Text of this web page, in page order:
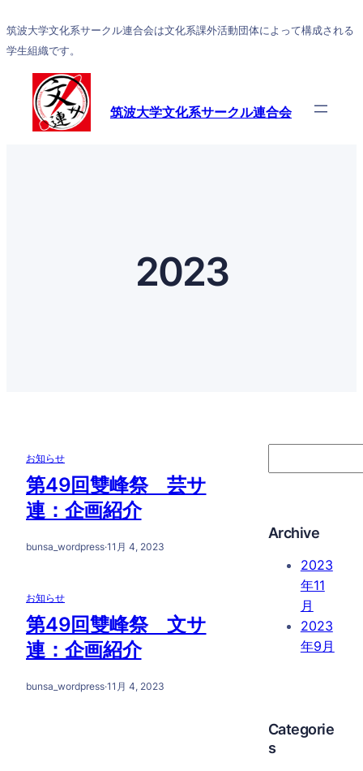
筑波大学文化系サークル連合会は文化系課外活動団体によって構成される
学生組織です。
筑波大学文化系サークル連合会
2023
お知らせ
第49回雙峰祭 芸サ
連：企画紹介
bunsa_wordpress·11月 4, 2023
お知らせ
第49回雙峰祭 文サ
連：企画紹介
bunsa_wordpress·11月 4, 2023
e
c
Archive
2023
年11
月
2023
年9月
Categorie
s